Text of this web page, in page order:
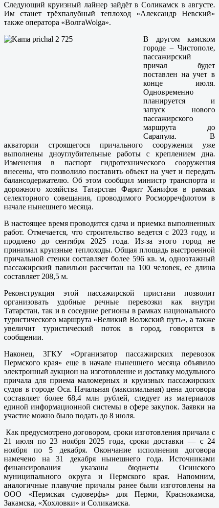
Следующий круизный лайнер зайдёт в Соликамск в августе.
Им станет трёхпалубный теплоход «Александр Невский»
также оператора «ВолгаWolga».
В другом камском
городе – Чистополе,
пассажирский
причал будет
поставлен на учет в
конце июля.
Одновременно
планируется и
запуск нового
пассажирского
маршрута до
Сарапула. В
акватории строящегося причального сооружения уже
выполнены дноуглубительные работы с креплением дна.
Изменения в паспорт гидротехнического сооружения
внесены, что позволило поставить объект на учет и передать
балансодержателю. Об этом сообщил министр транспорта и
дорожного хозяйства Татарстан Фарит Ханифов в рамках
селекторного совещания, проводимого Росморречфлотом в
начале нынешнего месяца.
В настоящее время проводится сдача и приемка выполненных
работ. Отмечается, что строительство ведется с 2023 году, и
продлено до сентября 2025 года. Из-за этого город не
принимал круизные теплоходы. Общая площадь выстроенной
причальной стенки составляет более 596 кв. м, одноэтажный
пассажирский павильон рассчитан на 100 человек, ее длина
составляет 208,5 м.
Реконструкция этой пассажирской пристани позволит
организовать удобные речные перевозки как внутри
Татарстан, так и в соседние регионы в рамках национального
туристического маршрута «Великий Волжский путь», а также
увеличит туристический поток в город, говорится в
сообщении.
Наконец, 3ГКУ «Организатор пассажирских перевозок
Пермского края» еще в начале нынешнего месяца объявило
электронный аукцион на изготовление и доставку модульного
причала для приема маломерных и круизных пассажирских
судов в городе Оса. Начальная (максимальная) цена договора
составляет более 68,4 млн рублей, следует из материалов
единой информационной системы в сфере закупок. Заявки на
участие можно было подать до 8 июля.
Как предусмотрено договором, сроки изготовления причала с
21 июля по 23 ноября 2025 года, сроки доставки — с 24
ноября по 5 декабря. Окончание исполнения договора
намечено на 31 декабря нынешнего года. Источниками
финансирования указаны бюджеты Осинского
муниципального округа и Пермского края. Напомним,
аналогичные плавучие причалы ранее были изготовлены на
ООО «Пермская судоверфь» для Перми, Краснокамска,
Закамска, «Хохловки» и Соликамска.